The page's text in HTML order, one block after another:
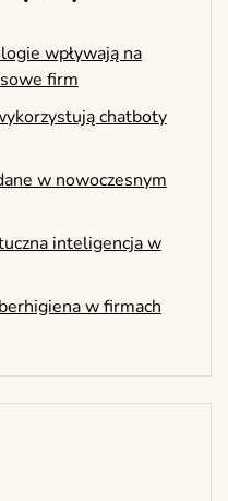
wpływają na
firm
chatboty
w nowoczesnym
inteligencja w
w firmach